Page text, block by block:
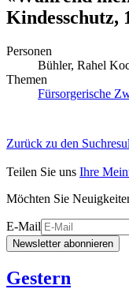
Kindesschutz,
Personen
Bühler, Rahel
Themen
Fürsorgerische
Zurück zu den
Teilen Sie uns Ihre
Möchten Sie
E-Mail
Newsletter abonnieren
Gestern